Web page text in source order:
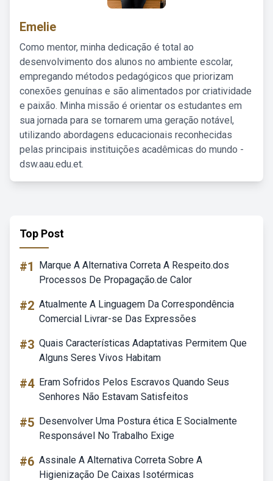
Emelie
Como mentor, minha dedicação é total ao
desenvolvimento dos alunos no ambiente escolar,
empregando métodos pedagógicos que priorizam
conexões genuínas e são alimentados por criatividade
e paixão. Minha missão é orientar os estudantes em
sua jornada para se tornarem uma geração notável,
utilizando abordagens educacionais reconhecidas
pelas principais instituições acadêmicas do mundo -
dsw.aau.edu.et.
Top Post
#1
Marque A Alternativa Correta A Respeito.dos
Processos De Propagação.de Calor
#2 Atualmente A Linguagem Da Correspondência
Comercial Livrar-se Das Expressões
#3 Quais Características Adaptativas Permitem Que
Alguns Seres Vivos Habitam
#4 Eram Sofridos Pelos Escravos Quando Seus
Senhores Não Estavam Satisfeitos
#5 Desenvolver Uma Postura ética E Socialmente
Responsável No Trabalho Exige
#6 Assinale A Alternativa Correta Sobre A
Higienização De Caixas Isotérmicas